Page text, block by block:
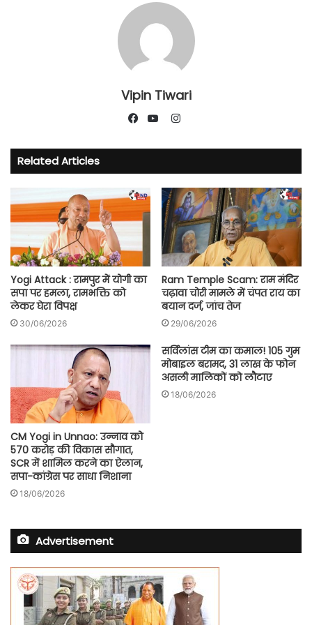
Vipin Tiwari
Instagram
Related Articles
Yogi Attack : रामपुर में योगी का
सपा पर हमला, रामभक्ति को
लेकर घेरा विपक्ष
30/06/2026
Ram Temple Scam: राम मंदिर
चढ़ावा चोरी मामले में चंपत राय का
बयान दर्ज, जांच तेज
29/06/2026
CM Yogi in Unnao: उन्नाव को
570 करोड़ की विकास सौगात,
SCR में शामिल करने का ऐलान,
सपा-कांग्रेस पर साधा निशाना
18/06/2026
सर्विलांस टीम का कमाल! 105 गुम
मोबाइल बरामद, 31 लाख के फोन
असली मालिकों को लौटाए
18/06/2026
Advertisement